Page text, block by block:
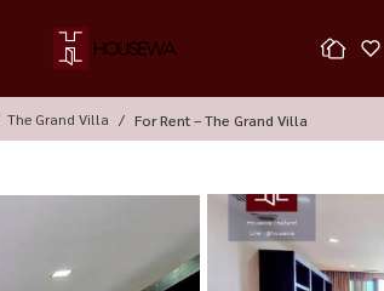
The Grand Villa For Rent – The Grand Villa